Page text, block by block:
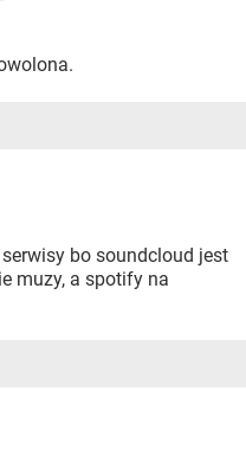
bo soundcloud jest
muzy, a spotify na